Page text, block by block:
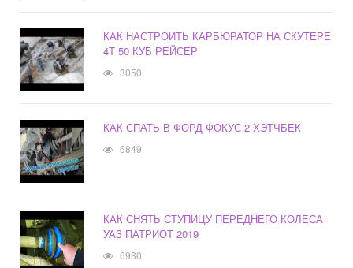
КАК НАСТРОИТЬ КАРБЮРАТОР НА СКУТЕРЕ
4Т 50 КУБ РЕЙСЕР
3050
КАК СПАТЬ В ФОРД ФОКУС 2 ХЭТЧБЕК
6849
КАК СНЯТЬ СТУПИЦУ ПЕРЕДНЕГО КОЛЕСА
УАЗ ПАТРИОТ 2019
6930